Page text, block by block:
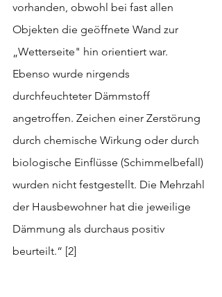
vorhanden, obwohl bei fast allen
Objekten die geöffnete Wand zur
„Wetterseite" hin orientiert war.
Ebenso wurde nirgends
durchfeuchteter Dämmstoff
angetroffen. Zeichen einer Zerstörung
durch chemische Wirkung oder durch
biologische Einflüsse (Schimmelbefall)
wurden nicht festgestellt. Die Mehrzahl
der Hausbewohner hat die jeweilige
Dämmung als durchaus positiv
beurteilt.“ [2]